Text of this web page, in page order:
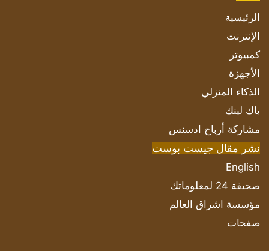
الرئيسية
الإنترنت
كمبيوتر
الأجهزة
الذكاء المنزلي
باك لينك
مشاركة أرباح ادسنس
نشر مقال جيست بوست
English
صحيفة 24 لمعلوماتك
مؤسسة اشراق العالم
صفحات